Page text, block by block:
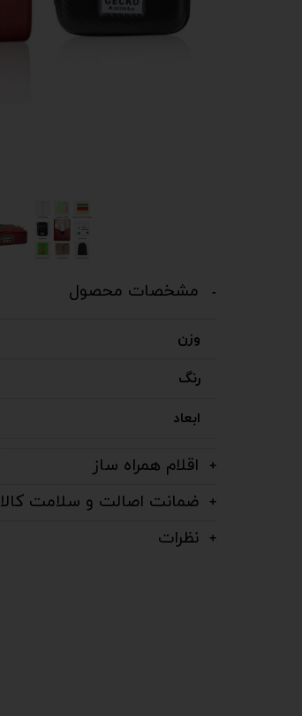
مشخصات محصول
وزن
رنگ
ابعاد
اقلام همراه ساز
ضمانت اصالت و سلامت کالا
نظرات